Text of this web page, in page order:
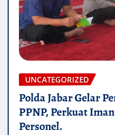
UNCATEGORIZED
Polda Jabar Gelar
PPNP, Perkuat
Personel.